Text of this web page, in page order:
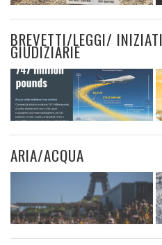
BREVETTI/LEGGI/
GIUDIZIARIE
ARIA/ACQUA